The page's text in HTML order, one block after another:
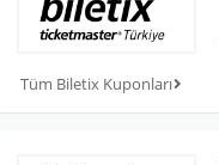
Tüm Biletix Kuponları